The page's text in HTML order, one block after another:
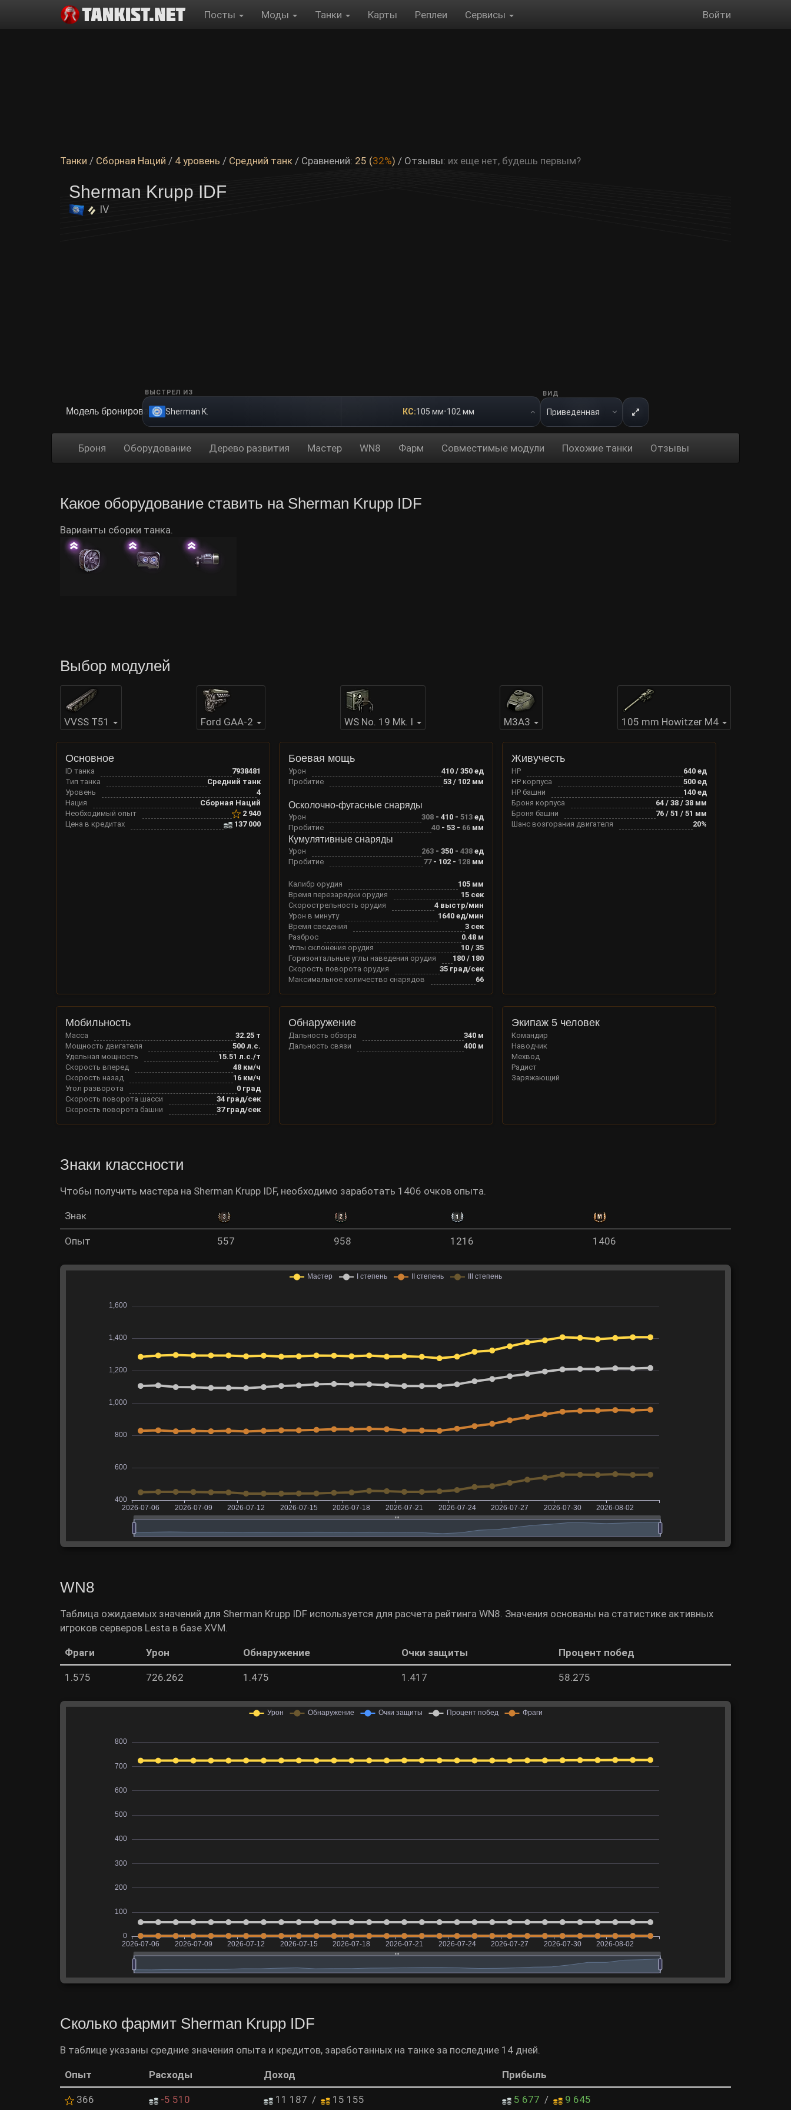
Посты Моды Танки Карты Реплеи Сервисы Войти
Танки / Сборная Наций / 4 уровень / Средний танк / Сравнений: 25 (32%) / Отзывы: их еще нет, будешь первым?
Sherman Krupp IDF
IV
Модель бронирования
ВЫСТРЕЛ ИЗ
Sherman K. КС:105 мм•102 мм
ВИД
Броня Оборудование Дерево развития Мастер WN8 Фарм Совместимые модули Похожие танки Отзывы
Какое оборудование ставить на Sherman Krupp IDF
Варианты сборки танка.
Выбор модулей
VVSS T51 Ford GAA-2 WS No. 19 Mk. I M3A3 105 mm Howitzer M4
Основное
ID танка
7938481
Тип танка
Средний танк
Уровень
4
Нация
Сборная Наций
Необходимый опыт
2 940
Цена в кредитах
137 000
Боевая мощь
Урон 410 / 350ед
Пробитие
53 / 102 мм
Осколочно-фугасные снаряды
Урон 308 -410 -513 ед
Пробитие
40 -53 - 66 мм
Кумулятивные снаряды
Урон 263 -350 -438 ед
Пробитие
77- 102 - 128 мм
Калибр орудия 105 мм
Время перезарядки орудия
15 сек
Скорострельность орудия
4 выстр/мин
Урон в минуту
1640 ед/мин
Время сведения
3 сек
Разброс
0.48 м
Углы склонения орудия
10 /35
Горизонтальные углы наведения орудия
180 / 180
Скорость поворота орудия
35 град/сек
Максимальное количество снарядов
66
Живучесть
HP 640 ед
HP корпуса
500 ед
HP башни
140 ед
Броня корпуса
64 /38 /38 мм
Броня башни
76/51/51 мм
Шанс возгорания двигателя
20%
Мобильность
Масса 32.25т
Мощность двигателя
500л.с.
Удельная мощность
15.51 л.с./т
Скорость вперед
48км/ч
Скорость назад
16км/ч
Угол разворота
0град
Скорость поворота шасси
34град/сек
Скорость поворота башни
37град/сек
Обнаружение
Дальность обзора 340 м
Дальность связи
400 м
Экипаж 5 человек
Командир
Наводчик
Мехвод
Радист
Заряжающий
Знаки классности
Чтобы получить мастера на Sherman Krupp IDF, необходимо заработать 1406 очков опыта.
Знак
Опыт 557 958 1216 1406
WN8
Таблица ожидаемых значений для Sherman Krupp IDF используется для расчета рейтинга WN8. Значения основаны на статистике активных
игроков серверов Lesta в базе XVM.
Фраги Урон Обнаружение Очки защиты Процент побед
1.575 726.262 1.475 1.417 58.275
Сколько фармит Sherman Krupp IDF
В таблице указаны средние значения опыта и кредитов, заработанных на танке за последние 14 дней.
Опыт Расходы Доход Прибыль
366 -5 510 11 187 / 15 155 5 677 / 9 645